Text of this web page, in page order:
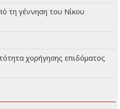
τη γέννηση του Νίκου
χορήγησης επιδόματος